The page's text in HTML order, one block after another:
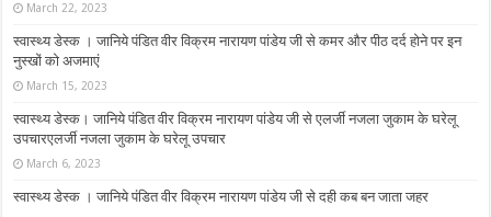
March 22, 2023
स्वास्थ्य डेस्क । जानिये पंडित वीर विक्रम नारायण पांडेय जी से कमर और पीठ दर्द होने पर इन
नुस्‍खों को अजमाएं
March 15, 2023
स्वास्थ्य डेस्क। जानिये पंडित वीर विक्रम नारायण पांडेय जी से एलर्जी नजला जुकाम के घरेलू
उपचारएलर्जी नजला जुकाम के घरेलू उपचार
March 6, 2023
स्वास्थ्य डेस्क । जानिये पंडित वीर विक्रम नारायण पांडेय जी से दही कब बन जाता जहर